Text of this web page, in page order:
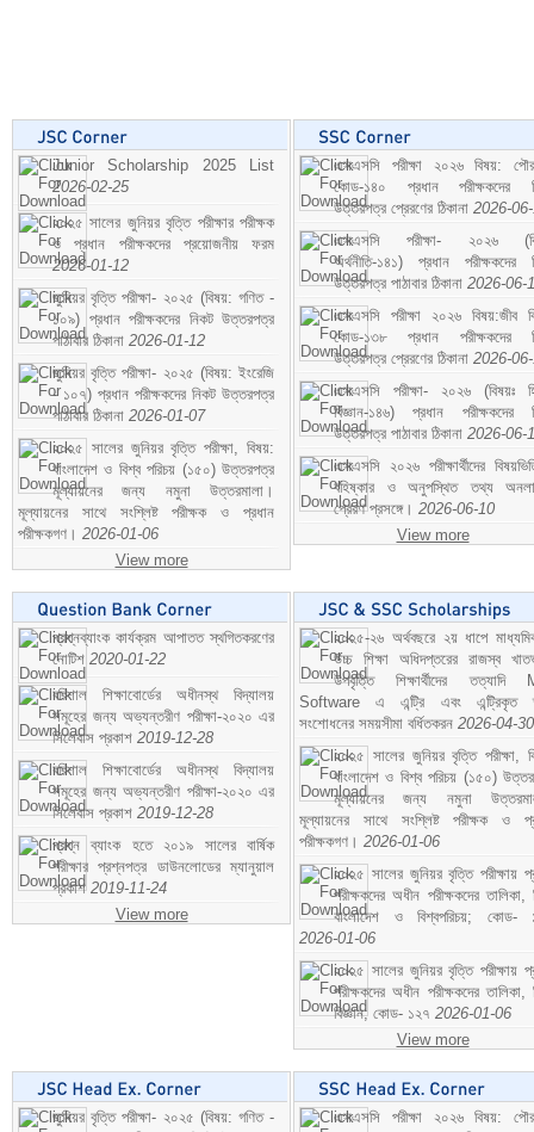
Junior Scholarship 2025 List
2026-02-25
২০২৫ সালের জুনিয়র বৃত্তি পরীক্ষার পরীক্ষক
ও প্রধান পরীক্ষকদের প্রয়োজনীয় ফরম
2026-01-12
জুনিয়র বৃত্তি পরীক্ষা- ২০২৫ (বিষয়: গণিত -
১০৯) প্রধান পরীক্ষকদের নিকট উত্তরপত্র
পাঠাবার ঠিকানা 2026-01-12
জুনিয়র বৃত্তি পরীক্ষা- ২০২৫ (বিষয়: ইংরেজি
- ১০৭) প্রধান পরীক্ষকদের নিকট উত্তরপত্র
পাঠাবার ঠিকানা 2026-01-07
২০২৫ সালের জুনিয়র বৃত্তি পরীক্ষা, বিষয়:
বাংলাদেশ ও বিশ্ব পরিচয় (১৫০) উত্তরপত্র
মূল্যায়নের জন্য নমুনা উত্তরমালা।
মূল্যায়নের সাথে সংশ্লিষ্ট পরীক্ষক ও প্রধান
পরীক্ষকগণ। 2026-01-06
View more
এসএসসি পরীক্ষা ২০২৬ বিষয়:
কোড-১৪০ প্রধান পরীক্ষকদের
উত্তরপত্র প্রেরণের ঠিকানা 2026-
এসএসসি পরীক্ষা- ২০২৬
অর্থনীতি-১৪১) প্রধান পরীক্ষকদের
উত্তরপত্র পাঠাবার ঠিকানা 2026-06-
এসএসসি পরীক্ষা ২০২৬ বিষয়:জীব
কোড-১৩৮ প্রধান পরীক্ষকদের
উত্তরপত্র প্রেরণের ঠিকানা 2026-
এসএসসি পরীক্ষা- ২০২৬ (বিষয়ঃ
বিজ্ঞান-১৪৬) প্রধান পরীক্ষকদের
উত্তরপত্র পাঠাবার ঠিকানা 2026-06-
এসএসসি ২০২৬ পরীক্ষার্থীদের
বহিষ্কার ও অনুপস্থিত তথ্য
প্রেরণ প্রসঙ্গে। 2026-06-10
View more
প্রশ্নব্যাংক কার্যক্রম আপাতত স্থগিতকরণের
নোটিশ 2020-01-22
বরিশাল শিক্ষাবোর্ডের অধীনস্থ বিদ্যালয়
সমূহের জন্য অভ্যন্তরীণ পরীক্ষা-২০২০ এর
সিলেবাস প্রকাশ 2019-12-28
বরিশাল শিক্ষাবোর্ডের অধীনস্থ বিদ্যালয়
সমূহের জন্য অভ্যন্তরীণ পরীক্ষা-২০২০ এর
সিলেবাস প্রকাশ 2019-12-28
প্রশ্ন ব্যাংক হতে ২০১৯ সালের বার্ষিক
পরীক্ষার প্রশ্নপত্র ডাউনলোডের ম্যানুয়াল
প্রকাশ 2019-11-24
View more
২০২৫-২৬ অর্থবছরে ২য় ধাপে
উচ্চ শিক্ষা অধিদপ্তরের রাজস্ব
উপবৃত্তি শিক্ষার্থীদের তত্যাদি
Software এ এন্ট্রি এবং এন্ট্রিকৃত
সংশোধনের সময়সীমা বর্ধিতকরন 2026-04-30
২০২৫ সালের জুনিয়র বৃত্তি পরীক্ষা,
বাংলাদেশ ও বিশ্ব পরিচয় (১৫০)
মূল্যায়নের জন্য নমুনা
মূল্যায়নের সাথে সংশ্লিষ্ট পরীক্ষক ও
পরীক্ষকগণ। 2026-01-06
২০২৫ সালের জুনিয়র বৃত্তি পরীক্ষায়
পরীক্ষকদের অধীন পরীক্ষকদের তালিকা,
বাংলাদেশ ও বিশ্বপরিচয়; কোড-
2026-01-06
২০২৫ সালের জুনিয়র বৃত্তি পরীক্ষায়
পরীক্ষকদের অধীন পরীক্ষকদের তালিকা,
বিজ্ঞান; কোড- ১২৭ 2026-01-06
View more
জুনিয়র বৃত্তি পরীক্ষা- ২০২৫ (বিষয়: গণিত -
এসএসসি পরীক্ষা ২০২৬ বিষয়: